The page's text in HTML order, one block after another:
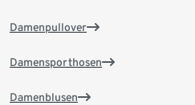
Damenpullover
Damensporthosen
Damenblusen